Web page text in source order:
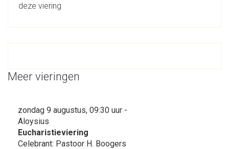
deze viering
Meer vieringen
zondag 9 augustus, 09:30 uur -
Aloysius
Eucharistieviering
Celebrant: Pastoor H. Boogers